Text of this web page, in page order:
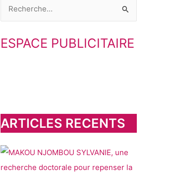
c
h
e
r
ESPACE PUBLICITAIRE
ARTICLES RECENTS